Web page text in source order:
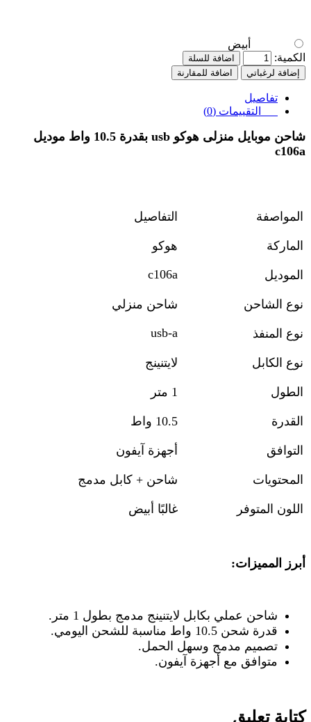
أبيض
الكمية:
اضافة للسلة
إضافة لرغباتي
اضافة للمقارنة
تفاصيل
التقييمات (0)
شاحن موبايل منزلى هوكو usb بقدرة 10.5 واط موديل
c106a
المواصفة التفاصيل
الماركة هوكو
الموديل c106a
نوع الشاحن شاحن منزلي
نوع المنفذ usb-a
نوع الكابل لايتنينج
الطول 1 متر
القدرة 10.5 واط
التوافق أجهزة آيفون
المحتويات شاحن + كابل مدمج
اللون المتوفر غالبًا أبيض
أبرز المميزات:
شاحن عملي بكابل لايتنينج مدمج بطول 1 متر
.
قدرة شحن 10.5 واط مناسبة للشحن اليومي
.
تصميم مدمج وسهل الحمل.
متوافق مع أجهزة آيفون.
كتابة تعليق